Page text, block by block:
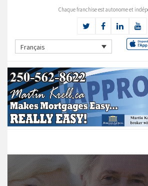
Chaque franchise est autonome et
Français